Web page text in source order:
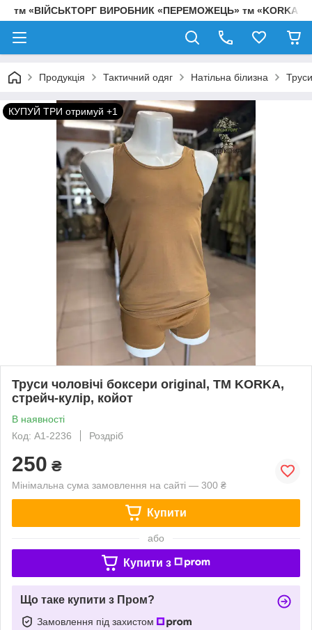
тм «ВІЙСЬКТОРГ ВИРОБНИК «ПЕРЕМОЖЕЦЬ» тм «KORKA»
Продукція Тактичний одяг Натільна білизна Труси
КУПУЙ ТРИ отримуй +1
Труси чоловічі боксери original, TM KORKA,
стрейч-кулір, койот
В наявності
Код: А1-2236
Роздріб
250 ₴
Мінімальна сума замовлення на сайті — 300 ₴
Купити
або
Купити з
Що таке купити з Пром?
Замовлення під захистом